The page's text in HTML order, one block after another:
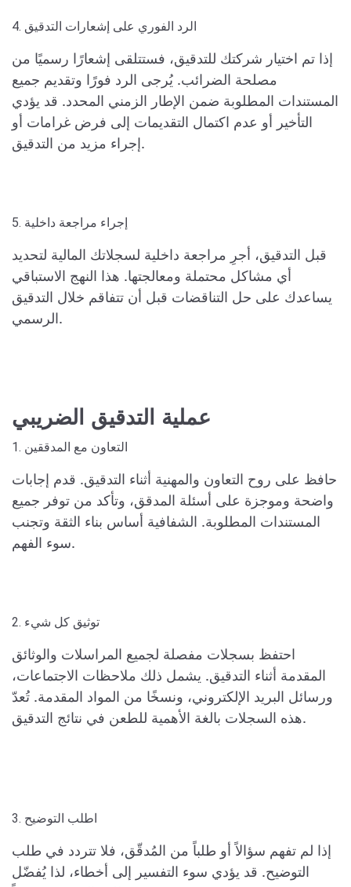
4. الرد الفوري على إشعارات التدقيق
إذا تم اختيار شركتك للتدقيق، فستتلقى إشعارًا رسميًا من
مصلحة الضرائب. يُرجى الرد فورًا وتقديم جميع
المستندات المطلوبة ضمن الإطار الزمني المحدد. قد يؤدي
التأخير أو عدم اكتمال التقديمات إلى فرض غرامات أو
إجراء مزيد من التدقيق.
5. إجراء مراجعة داخلية
قبل التدقيق، أجرِ مراجعة داخلية لسجلاتك المالية لتحديد
أي مشاكل محتملة ومعالجتها. هذا النهج الاستباقي
يساعدك على حل التناقضات قبل أن تتفاقم خلال التدقيق
الرسمي.
عملية التدقيق الضريبي
1. التعاون مع المدققين
حافظ على روح التعاون والمهنية أثناء التدقيق. قدم إجابات
واضحة وموجزة على أسئلة المدقق، وتأكد من توفر جميع
المستندات المطلوبة. الشفافية أساس بناء الثقة وتجنب
سوء الفهم.
2. توثيق كل شيء
احتفظ بسجلات مفصلة لجميع المراسلات والوثائق
المقدمة أثناء التدقيق. يشمل ذلك ملاحظات الاجتماعات،
ورسائل البريد الإلكتروني، ونسخًا من المواد المقدمة. تُعدّ
هذه السجلات بالغة الأهمية للطعن في نتائج التدقيق.
3. اطلب التوضيح
إذا لم تفهم سؤالاً أو طلباً من المُدقّق، فلا تتردد في طلب
التوضيح. قد يؤدي سوء التفسير إلى أخطاء، لذا يُفضّل